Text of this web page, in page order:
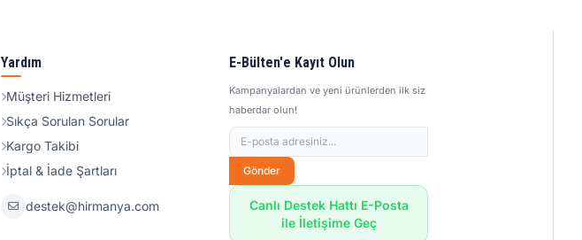
Yardım
Müşteri Hizmetleri
Sıkça Sorulan Sorular
Kargo Takibi
İptal & İade Şartları
destek@hirmanya.com
E-Bülten'e Kayıt Olun
Kampanyalardan ve yeni ürünlerden ilk siz
haberdar olun!
Gönder
Canlı Destek Hattı E-Posta
ile İletişime Geç